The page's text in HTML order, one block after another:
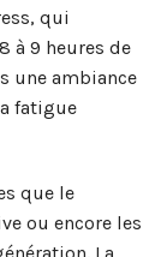
qui
à 9 heures de
une ambiance
fatigue
que le
ou encore les
La